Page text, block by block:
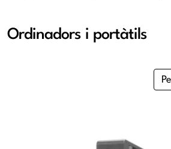
Ordinadors i portàtils